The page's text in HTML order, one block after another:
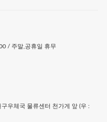
/ 주말,공휴일 휴무
우체국 물류센터 천가게 앞 (우 :